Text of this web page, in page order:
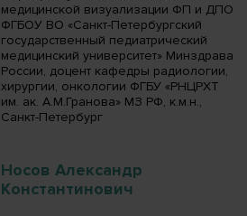
медицинской визуализации ФП и ДПО
ФГБОУ ВО «Санкт-Петербургский
государственный педиатрический
медицинский университет» Минздрава
России, доцент кафедры радиологии,
хирургии, онкологии ФГБУ «РНЦРХТ
им. ак. А.М.Гранова» МЗ РФ, к.м.н.,
Санкт-Петербург
Носов Александр
Константинович